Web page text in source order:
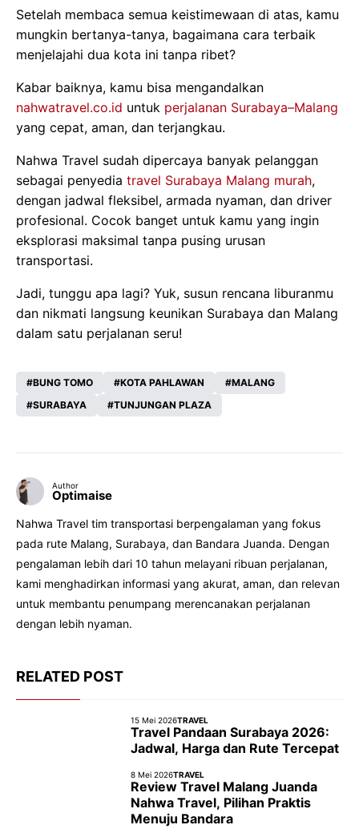
Setelah membaca semua keistimewaan di atas, kamu
mungkin bertanya-tanya, bagaimana cara terbaik
menjelajahi dua kota ini tanpa ribet?
Kabar baiknya, kamu bisa mengandalkan
nahwatravel.co.id untuk perjalanan Surabaya–Malang
yang cepat, aman, dan terjangkau.
Nahwa Travel sudah dipercaya banyak pelanggan
sebagai penyedia travel Surabaya Malang murah,
dengan jadwal fleksibel, armada nyaman, dan driver
profesional. Cocok banget untuk kamu yang ingin
eksplorasi maksimal tanpa pusing urusan
transportasi.
Jadi, tunggu apa lagi? Yuk, susun rencana liburanmu
dan nikmati langsung keunikan Surabaya dan Malang
dalam satu perjalanan seru!
BUNG TOMO KOTA PAHLAWAN
MALANG
SURABAYA
TUNJUNGAN PLAZA
Author
Optimaise
Nahwa Travel tim transportasi berpengalaman yang fokus
pada rute Malang, Surabaya, dan Bandara Juanda. Dengan
pengalaman lebih dari 10 tahun melayani ribuan perjalanan,
kami menghadirkan informasi yang akurat, aman, dan relevan
untuk membantu penumpang merencanakan perjalanan
dengan lebih nyaman.
RELATED POST
15 Mei 2026TRAVEL
Travel Pandaan Surabaya 2026:
Jadwal, Harga dan Rute Tercepat
8 Mei 2026TRAVEL
Review Travel Malang Juanda
Nahwa Travel, Pilihan Praktis
Menuju Bandara